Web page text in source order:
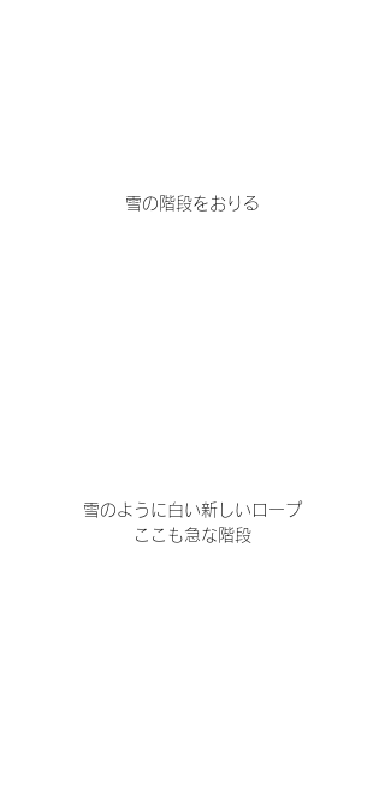
雪の階段をおりる
雪のように白い新しいロープ
ここも急な階段